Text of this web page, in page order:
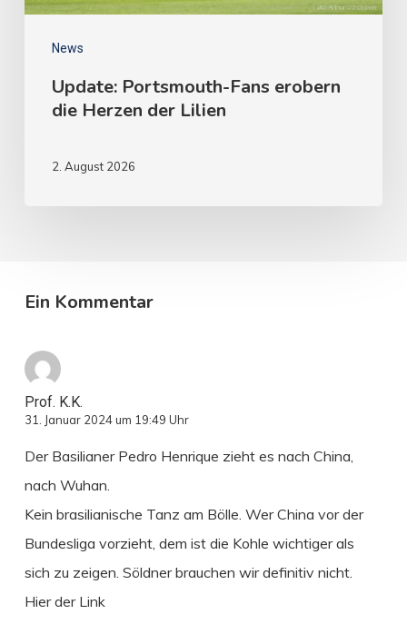
News
Update: Portsmouth-Fans erobern
die Herzen der Lilien
2. August 2026
Ein Kommentar
Prof. K.K.
31. Januar 2024 um 19:49 Uhr
Der Basilianer Pedro Henrique zieht es nach China,
nach Wuhan.
Kein brasilianische Tanz am Bölle. Wer China vor der
Bundesliga vorzieht, dem ist die Kohle wichtiger als
sich zu zeigen. Söldner brauchen wir definitiv nicht.
Hier der Link